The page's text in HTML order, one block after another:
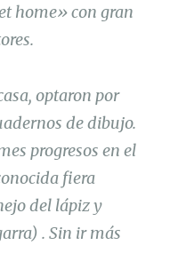
home» con gran
optaron por
de dibujo.
progresos en el
fiera
del lápiz y
. Sin ir más